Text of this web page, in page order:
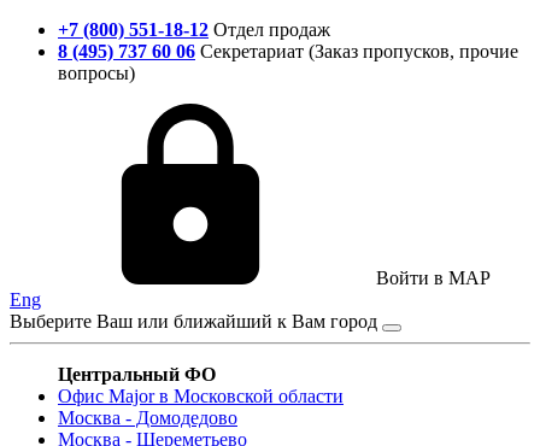
+7 (800) 551-18-12 Отдел продаж
8 (495) 737 60 06 Секретариат (Заказ пропусков, прочие
вопросы)
Войти в MAP
Eng
Выберите Ваш или ближайший к Вам город
Центральный ФО
Офис Major в Московской области
Москва - Домодедово
Москва - Шереметьево